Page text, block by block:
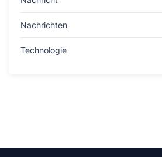
Nachrichten
Technologie